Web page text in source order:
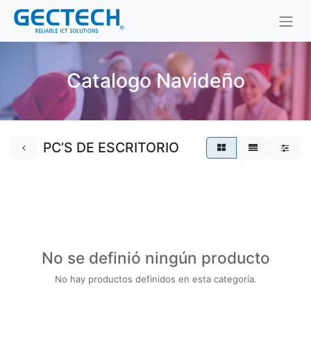
Catalogo Navideño
PC’S DE ESCRITORIO
No se definió ningún producto
No hay productos definidos en esta categoría.